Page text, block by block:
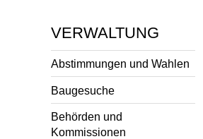
VERWALTUNG
Abstimmungen und Wahlen
Baugesuche
Behörden und
Kommissionen